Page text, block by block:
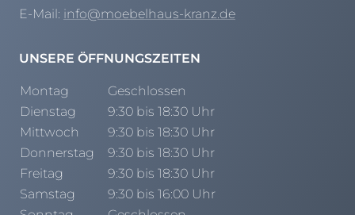
E-Mail: info@moebelhaus-kranz.de
UNSERE ÖFFNUNGSZEITEN
Montag
Geschlossen
Dienstag
9:30 bis 18:30 Uhr
Mittwoch
9:30 bis 18:30 Uhr
Donnerstag
9:30 bis 18:30 Uhr
Freitag
9:30 bis 18:30 Uhr
Samstag
9:30 bis 16:00 Uhr